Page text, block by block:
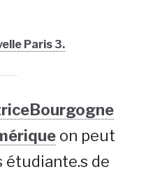
Paris 3.
on peut
étudiante.s de